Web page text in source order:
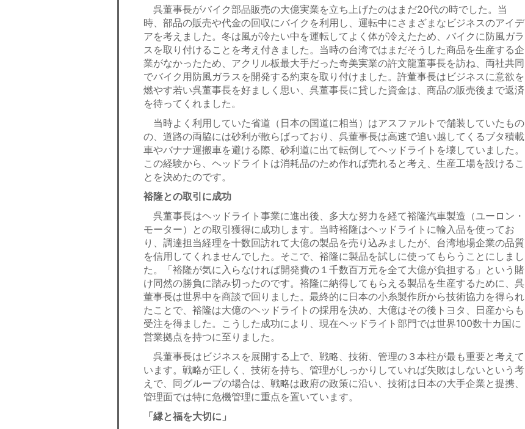
呉董事長がバイク部品販売の大億実業を立ち上げたのはまだ20代の時でした。当
時、部品の販売や代金の回収にバイクを利用し、運転中にさまざまなビジネスのアイデ
アを考えました。冬は風が冷たい中を運転してよく体が冷えたため、バイクに防風ガラ
スを取り付けることを考え付きました。当時の台湾ではまだそうした商品を生産する企
業がなかったため、アクリル板最大手だった奇美実業の許文龍董事長を訪ね、両社共同
でバイク用防風ガラスを開発する約束を取り付けました。許董事長はビジネスに意欲を
燃やす若い呉董事長を好ましく思い、呉董事長に貸した資金は、商品の販売後まで返済
を待ってくれました。
当時よく利用していた省道（日本の国道に相当）はアスファルトで舗装していたもの
の、道路の両脇には砂利が散らばっており、呉董事長は高速で追い越してくるブタ積載
車やバナナ運搬車を避ける際、砂利道に出て転倒してヘッドライトを壊していました。
この経験から、ヘッドライトは消耗品のため作れば売れると考え、生産工場を設けるこ
とを決めたのです。
裕隆との取引に成功
呉董事長はヘッドライト事業に進出後、多大な努力を経て裕隆汽車製造（ユーロン・
モーター）との取引獲得に成功します。当時裕隆はヘッドライトに輸入品を使ってお
り、調達担当経理を十数回訪れて大億の製品を売り込みましたが、台湾地場企業の品質
を信用してくれませんでした。そこで、裕隆に製品を試しに使ってもらうことにしまし
た。「裕隆が気に入らなければ開発費の１千数百万元を全て大億が負担する」という賭
け同然の勝負に踏み切ったのです。裕隆に納得してもらえる製品を生産するために、呉
董事長は世界中を商談で回りました。最終的に日本の小糸製作所から技術協力を得られ
たことで、裕隆は大億のヘッドライトの採用を決め、大億はその後トヨタ、日産からも
受注を得ました。こうした成功により、現在ヘッドライト部門では世界100数十カ国に
営業拠点を持つに至りました。
呉董事長はビジネスを展開する上で、戦略、技術、管理の３本柱が最も重要と考えて
います。戦略が正しく、技術を持ち、管理がしっかりしていれば失敗はしないという考
えで、同グループの場合は、戦略は政府の政策に沿い、技術は日本の大手企業と提携、
管理面では特に危機管理に重点を置いています。
「縁と福を大切に」